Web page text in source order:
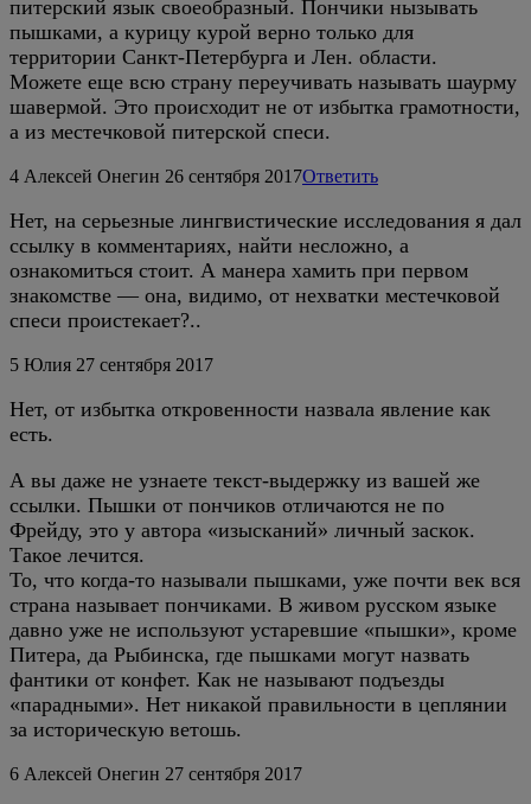
питерский язык своеобразный. Пончики нызывать
пышками, а курицу курой верно только для
территории Санкт-Петербурга и Лен. области.
Можете еще всю страну переучивать называть шаурму
шавермой. Это происходит не от избытка грамотности,
а из местечковой питерской спеси.
4 Алексей Онегин 26 сентября 2017Ответить
Нет, на серьезные лингвистические исследования я дал
ссылку в комментариях, найти несложно, а
ознакомиться стоит. А манера хамить при первом
знакомстве — она, видимо, от нехватки местечковой
спеси проистекает?..
5 Юлия 27 сентября 2017
Нет, от избытка откровенности назвала явление как
есть.
А вы даже не узнаете текст-выдержку из вашей же
ссылки. Пышки от пончиков отличаются не по
Фрейду, это у автора «изысканий» личный заскок.
Такое лечится.
То, что когда-то называли пышками, уже почти век вся
страна называет пончиками. В живом русском языке
давно уже не используют устаревшие «пышки», кроме
Питера, да Рыбинска, где пышками могут назвать
фантики от конфет. Как не называют подъезды
«парадными». Нет никакой правильности в цеплянии
за историческую ветошь.
6 Алексей Онегин 27 сентября 2017